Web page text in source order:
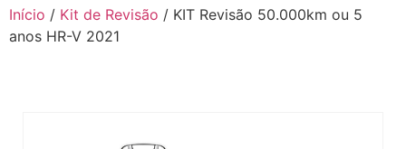
Início / Kit de Revisão / KIT Revisão 50.000km ou 5
anos HR-V 2021